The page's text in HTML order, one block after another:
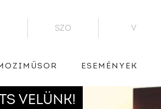
SZO V
ESEMÉNYEK
VELÜNK!